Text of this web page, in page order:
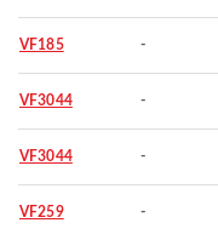
VF185 -
VF3044 -
VF3044 -
VF259 -